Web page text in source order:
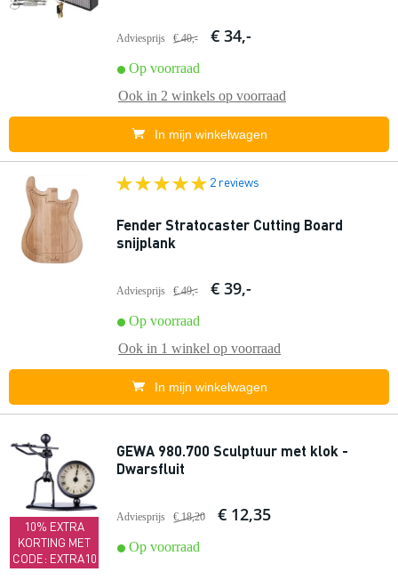
Adviesprijs € 40,- € 34,-
Op voorraad
Ook in 2 winkels op voorraad
In mijn winkelwagen
2 reviews
Fender Stratocaster Cutting Board
snijplank
Adviesprijs € 49,- € 39,-
Op voorraad
Ook in 1 winkel op voorraad
In mijn winkelwagen
10% EXTRA
KORTING MET
CODE: EXTRA10
GEWA 980.700 Sculptuur met klok -
Dwarsfluit
Adviesprijs € 18,20 € 12,35
Op voorraad